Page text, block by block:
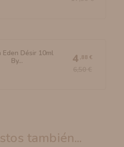
Eden Désir 10ml
By...
4 ,88 €
también...